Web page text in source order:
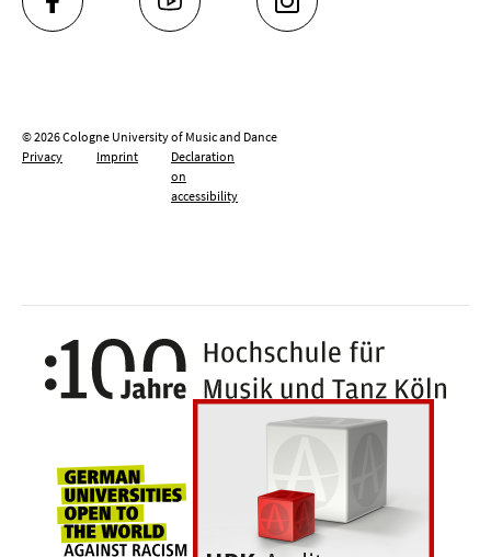
FACEBOOK YOUTUBE INSTAGRAM
© 2026 Cologne University of Music and Dance
Privacy
Imprint
Declaration
on
accessibility